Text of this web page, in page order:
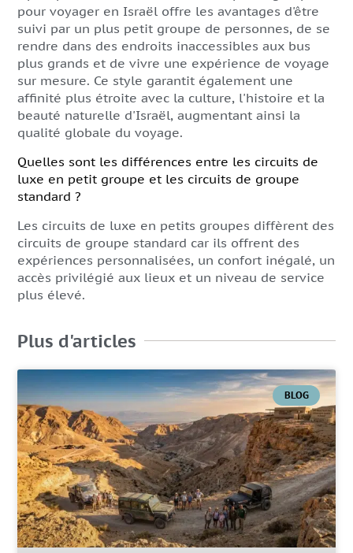
pour voyager en Israël offre les avantages d'être
suivi par un plus petit groupe de personnes, de se
rendre dans des endroits inaccessibles aux bus
plus grands et de vivre une expérience de voyage
sur mesure. Ce style garantit également une
affinité plus étroite avec la culture, l'histoire et la
beauté naturelle d'Israël, augmentant ainsi la
qualité globale du voyage.
Quelles sont les différences entre les circuits de
luxe en petit groupe et les circuits de groupe
standard ?
Les circuits de luxe en petits groupes diffèrent des
circuits de groupe standard car ils offrent des
expériences personnalisées, un confort inégalé, un
accès privilégié aux lieux et un niveau de service
plus élevé.
Plus d'articles
BLOG